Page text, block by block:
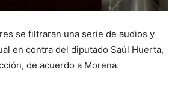
se filtraran una serie de audios y
en contra del diputado Saúl Huerta,
de acuerdo a Morena.